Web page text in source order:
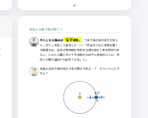
に実際のところ、世間一般
りもむしろ「天文学」の分野
鏡を使って初めて天体を観
驚くべき発見をしたんじゃ